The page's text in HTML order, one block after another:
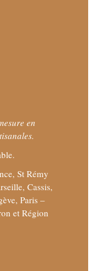
en
St Rémy
Cassis,
Paris –
et Région